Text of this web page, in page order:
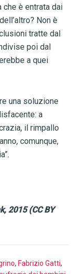
che è entrata dai
Non è
tratte dal
poi dal
a quei
una soluzione
a
il rimpallo
comunque,
2015 (CC BY
, Fabrizio Gatti,